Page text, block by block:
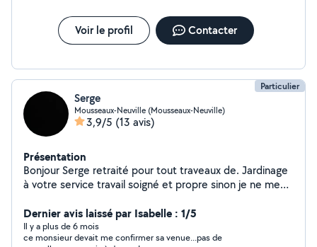
Voir le profil Contacter
Particulier
Serge
Mousseaux-Neuville (Mousseaux-Neuville)
3,9/5 (13 avis)
Présentation
Bonjour Serge retraité pour tout traveaux de. Jardinage
à votre service travail soigné et propre sinon je ne me
personnes sympathique. Et correct. À bientôt peut-être
merci
Dernier avis laissé par Isabelle : 1/5
Il y a plus de 6 mois
ce monsieur devait me confirmer sa venue...pas de